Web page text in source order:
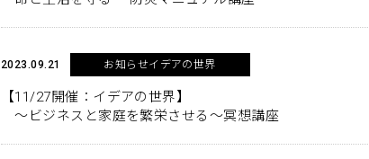
2023.09.21 お知らせイデアの世界
【11/27開催：イデアの世界】
～ビジネスと家庭を繁栄させる～冥想講座